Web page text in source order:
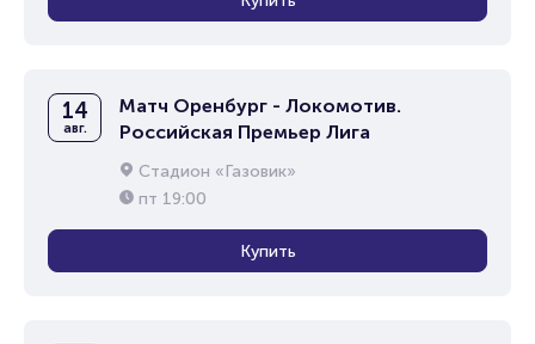
14
авг.
Матч Оренбург - Локомотив.
Российская Премьер Лига
Стадион «Газовик»
пт 19:00
Купить